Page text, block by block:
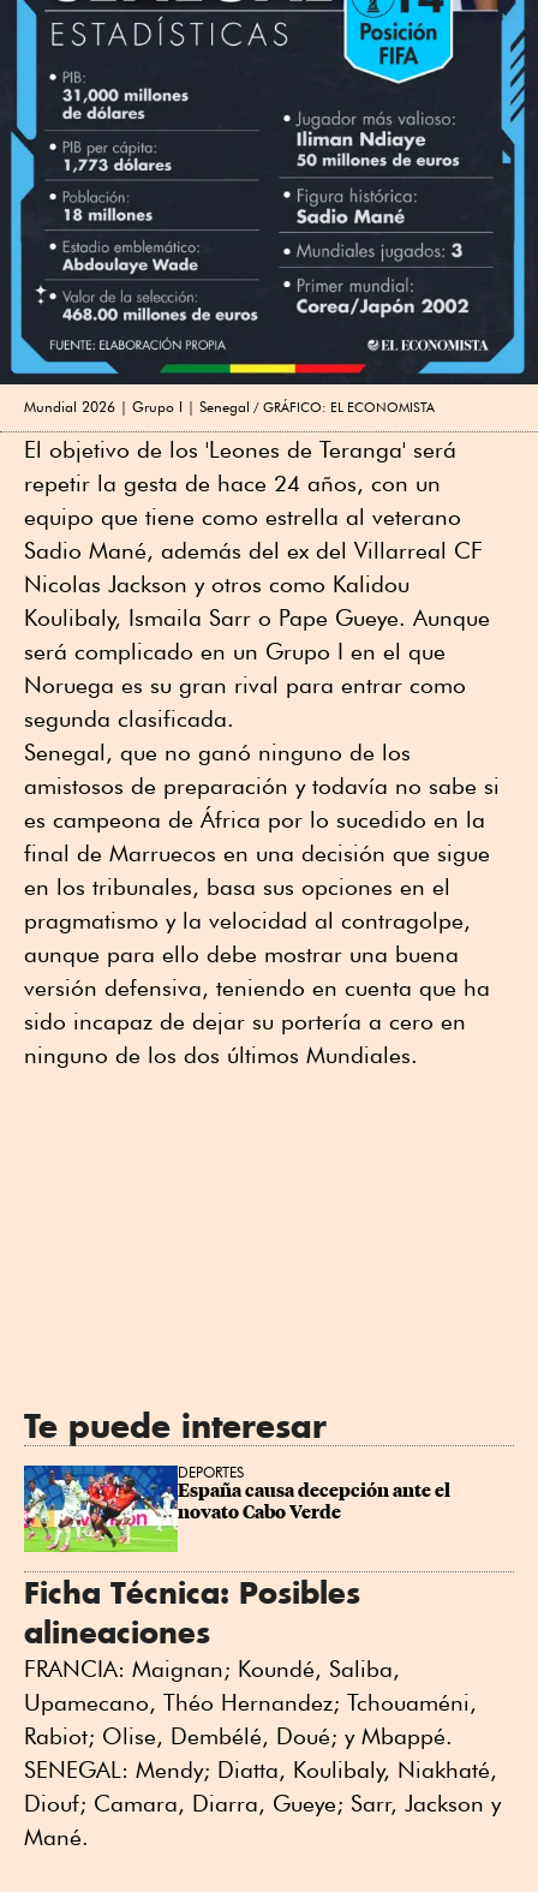
Mundial 2026 | Grupo I | Senegal GRÁFICO: EL ECONOMISTA
El objetivo de los 'Leones de Teranga' será
repetir la gesta de hace 24 años, con un
equipo que tiene como estrella al veterano
Sadio Mané, además del ex del Villarreal CF
Nicolas Jackson y otros como Kalidou
Koulibaly, Ismaila Sarr o Pape Gueye. Aunque
será complicado en un Grupo I en el que
Noruega es su gran rival para entrar como
segunda clasificada.
Senegal, que no ganó ninguno de los
amistosos de preparación y todavía no sabe si
es campeona de África por lo sucedido en la
final de Marruecos en una decisión que sigue
en los tribunales, basa sus opciones en el
pragmatismo y la velocidad al contragolpe,
aunque para ello debe mostrar una buena
versión defensiva, teniendo en cuenta que ha
sido incapaz de dejar su portería a cero en
ninguno de los dos últimos Mundiales.
Te puede interesar
DEPORTES
España causa decepción ante el
novato Cabo Verde
Ficha Técnica: Posibles
alineaciones
FRANCIA: Maignan; Koundé, Saliba,
Upamecano, Théo Hernandez; Tchouaméni,
Rabiot; Olise, Dembélé, Doué; y Mbappé.
SENEGAL: Mendy; Diatta, Koulibaly, Niakhaté,
Diouf; Camara, Diarra, Gueye; Sarr, Jackson y
Mané.